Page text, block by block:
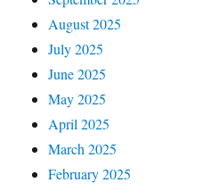
August 2025
July 2025
June 2025
May 2025
April 2025
March 2025
February 2025